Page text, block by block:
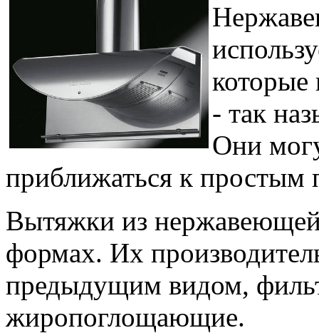
которые
- так
Они
приближаться к простым
Вытяжки из
формах. Их
предыдущим видом,
жиропоглощающие.